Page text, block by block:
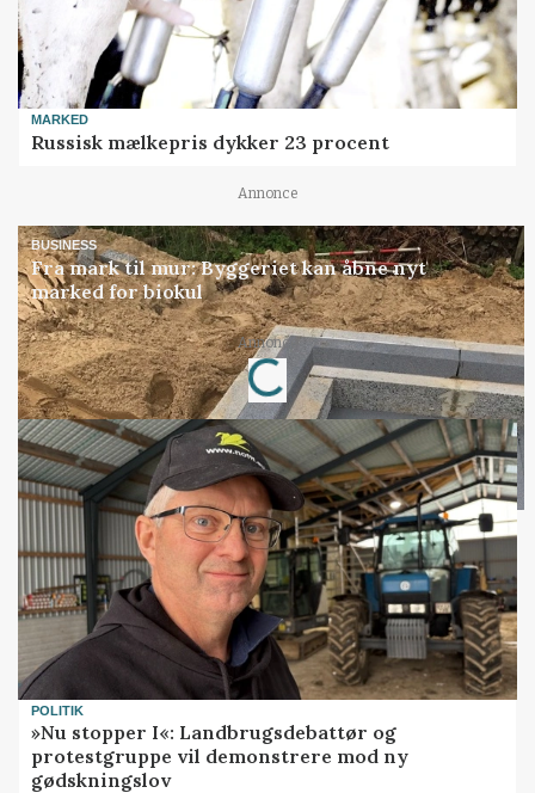
MARKED
Russisk mælkepris dykker 23 procent
Annonce
BUSINESS
Fra mark til mur: Byggeriet kan åbne nyt
marked for biokul
Annonce
Loading...
POLITIK
»Nu stopper I«: Landbrugsdebattør og
protestgruppe vil demonstrere mod ny
gødskningslov